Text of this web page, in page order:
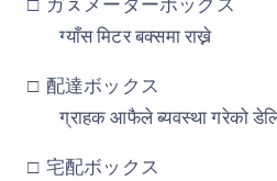
ग्याँस मिटर बक्समा राख्ने
□ 配達ボックス
ग्राहक आफैले ब्यवस्था गरेको
□ 宅配ボックス